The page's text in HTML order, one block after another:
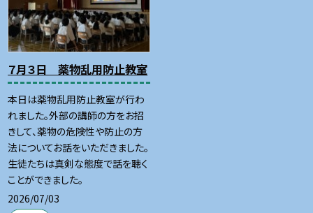
７月３日 薬物乱用防止教室
本日は薬物乱用防止教室が行わ
れました。外部の講師の方をお招
きして、薬物の危険性や防止の方
法についてお話をいただきました。
生徒たちは真剣な態度で話を聴く
ことができました。
2026/07/03